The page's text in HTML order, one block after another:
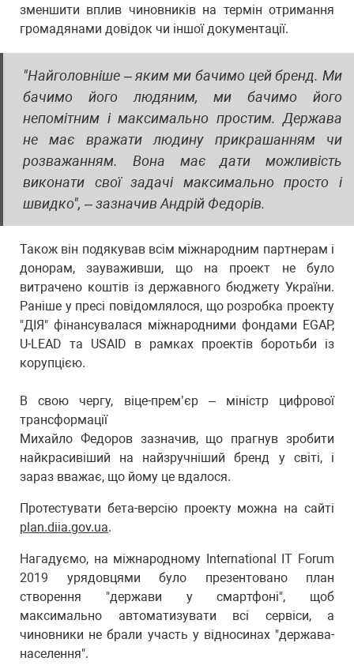
зменшити вплив чиновників на термін отримання
громадянами довідок чи іншої документації.
"Найголовніше – яким ми бачимо цей бренд. Ми
бачимо його людяним, ми бачимо його
непомітним і максимально простим. Держава
не має вражати людину прикрашанням чи
розважанням. Вона має дати можливість
виконати свої задачі максимально просто і
швидко", – зазначив Андрій Федорів.
Також він подякував всім міжнародним партнерам і
донорам, зауваживши, що на проект не було
витрачено коштів із державного бюджету України.
Раніше у пресі повідомлялося, що розробка проекту
"ДІЯ" фінансувалася міжнародними фондами EGAP,
U-LEAD та USAID в рамках проектів боротьби із
корупцією.
В свою чергу, віце-прем’єр – міністр цифрової
трансформації
Михайло Федоров зазначив, що прагнув зробити
найкрасивіший на найзручніший бренд у світі, і
зараз вважає, що йому це вдалося.
Протестувати бета-версію проекту можна на сайті
plan.diia.gov.ua.
Нагадуємо, на міжнародному International IT Forum
2019 урядовцями було презентовано план
створення "держави у смартфоні", щоб
максимально автоматизувати всі сервіси, а
чиновники не брали участь у відносинах "держава-
населення".